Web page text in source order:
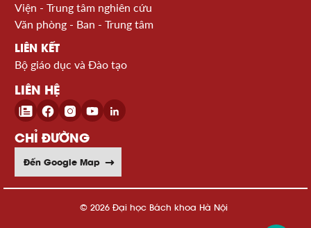
Viện - Trung tâm nghiên cứu
Văn phòng - Ban - Trung tâm
LIÊN KẾT
Bộ giáo dục và Đào tạo
LIÊN HỆ
CHỈ ĐƯỜNG
Đến Google Map
© 2026 Đại học Bách khoa Hà Nội